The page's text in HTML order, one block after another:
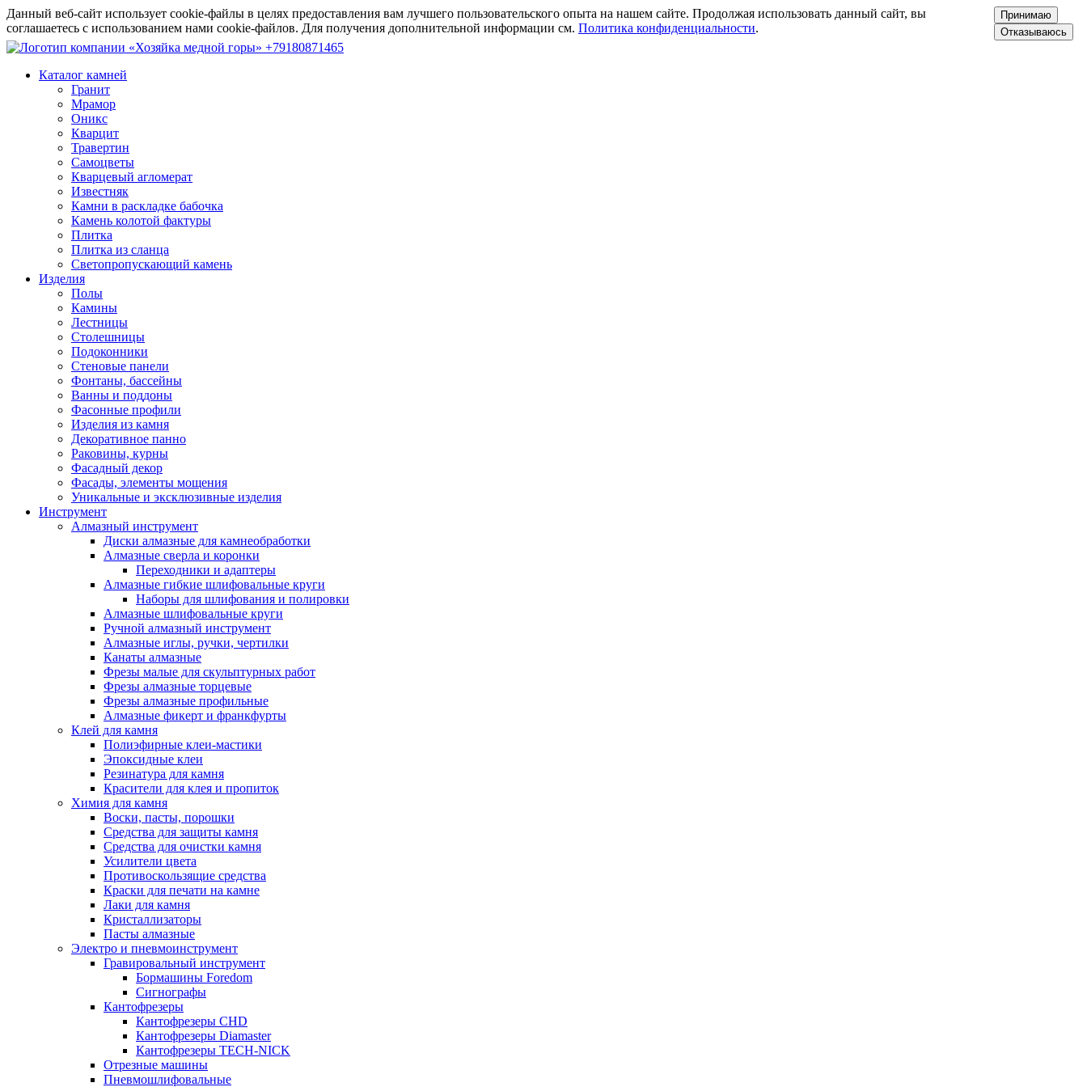
Данный веб-сайт использует cookie-файлы в целях предоставления вам лучшего пользовательского опыта на нашем сайте. Продолжая использовать данный сайт, вы
соглашаетесь с использованием нами cookie-файлов. Для получения дополнительной информации см. Политика конфиденциальности.
Принимаю
Отказываюсь
+79180871465
Каталог камней
Гранит
Мрамор
Оникс
Кварцит
Травертин
Самоцветы
Кварцевый агломерат
Известняк
Камни в раскладке бабочка
Камень колотой фактуры
Плитка
Плитка из сланца
Светопропускающий камень
Изделия
Полы
Камины
Лестницы
Столешницы
Подоконники
Стеновые панели
Фонтаны, бассейны
Ванны и поддоны
Фасонные профили
Изделия из камня
Декоративное панно
Раковины, курны
Фасадный декор
Фасады, элементы мощения
Уникальные и эксклюзивные изделия
Инструмент
Алмазный инструмент
Диски алмазные для камнеобработки
Алмазные сверла и коронки
Переходники и адаптеры
Алмазные гибкие шлифовальные круги
Наборы для шлифования и полировки
Алмазные шлифовальные круги
Ручной алмазный инструмент
Алмазные иглы, ручки, чертилки
Канаты алмазные
Фрезы малые для скульптурных работ
Фрезы алмазные торцевые
Фрезы алмазные профильные
Алмазные фикерт и франкфурты
Клей для камня
Полиэфирные клеи-мастики
Эпоксидные клеи
Резинатура для камня
Красители для клея и пропиток
Химия для камня
Воски, пасты, порошки
Средства для защиты камня
Средства для очистки камня
Усилители цвета
Противоскользящие средства
Краски для печати на камне
Лаки для камня
Кристаллизаторы
Пасты алмазные
Электро и пневмоинструмент
Гравировальный инструмент
Бормашины Foredom
Сигнографы
Кантофрезеры
Кантофрезеры CHD
Кантофрезеры Diamaster
Кантофрезеры TECH-NICK
Отрезные машины
Пневмошлифовальные